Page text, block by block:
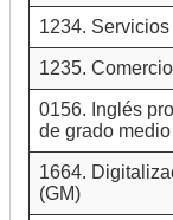
1234.
1235.
0156. Inglés
de grado medio
1664.
(GM)